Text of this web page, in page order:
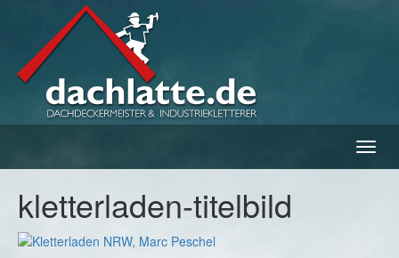
ein-/
kletterladen-titelbild